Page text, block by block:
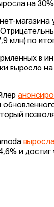
на
магазина
млн) по
в
выросло
выросла
и